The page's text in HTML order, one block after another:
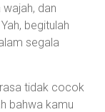
dan
begitulah
segala
tidak cocok
bahwa kamu